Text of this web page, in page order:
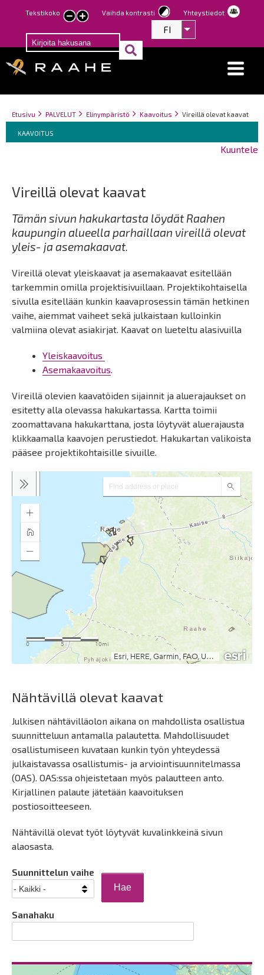
Hyppää
pääsisältöön
Tekstikoko
Pienennä
kokoa
Suurenna
kokoa
Vaihda kontrasti Yhteystiedot
FI Listaa
Breadcrumbs
You
here:
Etusivu PALVELUT Elinympäristö Kaavoitus Vireillä olevat kaavat
Breadcrumbs
You
are
KAAVOITUS
Kuuntele
Vireillä olevat kaavat
Tämän sivun hakukartasta löydät Raahen
kaupungin alueella parhaillaan vireillä olevat
yleis- ja asemakaavat.
Vireillä olevat yleiskaavat ja asemakaavat esitellään
tarkemmin omilla projektisivuillaan. Projektikohtaisella
sivulla esitellään kunkin kaavaprosessin tämän hetkinen
vaihe, aiemmat vaiheet sekä julkaistaan kulloinkin
valmiina olevat asiakirjat. Kaavat on lueteltu alasivuilla
Yleiskaavoitus
Asemakaavoitus.
Vireillä olevien kaavatöiden sijainnit ja aluerajaukset on
esitetty alla olevassa hakukartassa. Kartta toimii
zoomattavana hakukarttana, josta löytyvät aluerajausta
klikkaamalla kaavojen perustiedot. Hakukartan valikoista
pääsee projektikohtaisille sivuille.
Nähtävillä olevat kaavat
Julkisen nähtävilläolon aikana on mahdollista osallistua
suunnitteluun antamalla palautetta. Mahdollisuudet
osallistumiseen kuvataan kunkin työn yhteydessä
julkaistavassa osallistumis- ja arviointisuunnitelmassa
(OAS). OAS:ssa ohjeistetaan myös palautteen anto.
Kirjallinen palaute jätetään kaavoituksen
postiosoitteeseen.
Nähtävillä olevat työt löytyvät kuvalinkkeinä sivun
alaosasta.
Suunnittelun vaihe
Sanahaku